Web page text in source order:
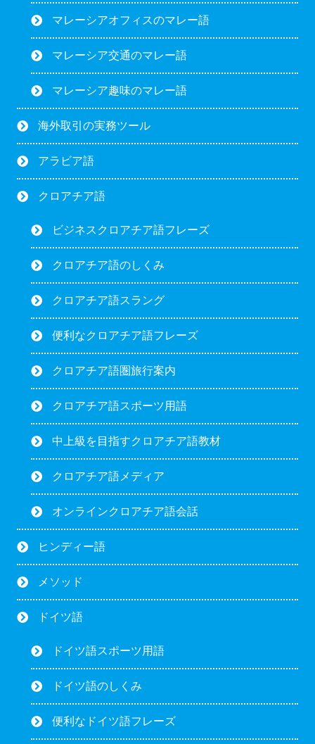
マレーシアオフィスのマレー語
マレーシア交通のマレー語
マレーシア趣味のマレー語
海外取引の実務ツール
アラビア語
クロアチア語
ビジネスクロアチア語フレーズ
クロアチア語のしくみ
クロアチア語スラング
便利なクロアチア語フレーズ
クロアチア語圏旅行案内
クロアチア語スポーツ用語
中上級を目指すクロアチア語教材
クロアチア語メディア
オンラインクロアチア語会話
ヒンディー語
メソッド
ドイツ語
ドイツ語スポーツ用語
ドイツ語のしくみ
便利なドイツ語フレーズ